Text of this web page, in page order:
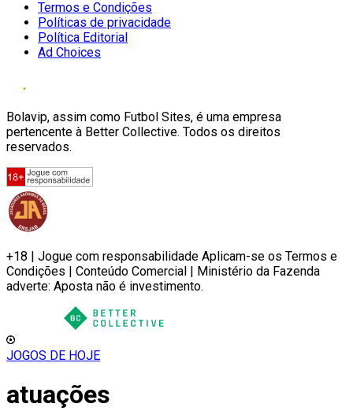
Termos e Condições
Políticas de privacidade
Política Editorial
Ad Choices
Bolavip, assim como Futbol Sites, é uma empresa
pertencente à Better Collective. Todos os direitos
reservados.
+18 | Jogue com responsabilidade Aplicam-se os Termos e
Condições | Conteúdo Comercial | Ministério da Fazenda
adverte: Aposta não é investimento.
JOGOS DE HOJE
atuações